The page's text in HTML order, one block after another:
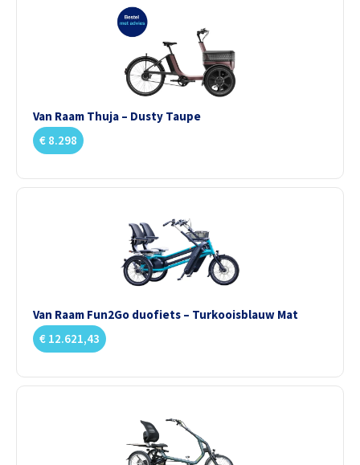
Van Raam Thuja – Dusty Taupe
€ 8.298
Van Raam Fun2Go duofiets – Turkooisblauw Mat
€ 12.621,43